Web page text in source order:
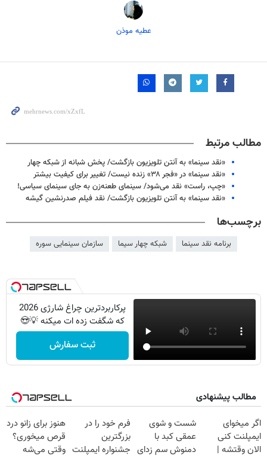
عطیه موذن
مطالب مرتبط
«نقد سینما» به آنتن تلویزیون بازگشت/ پخش شبانه از شبکه چهار
«نقد سینما» در «فجر ۳۸» زنده نیست/ تغییر برای کیفیت بیشتر
«چپ، راست» نقد می‌شود/ سینمای طعنه‌زن به جای سینمای سیاسی!
«نقد سینما» به آنتن تلویزیون بازگشت/ نقد فیلم صدرنشین گیشه
برچسب‌ها
برنامه نقد سینما شبکه چهار سیما سازمان سینمایی سوره
پرکاربردترین چراغ شارژی 2026
که شگفت زده ات میکنه 💡😍
ثبت سفارش
مطالب پیشنهادی
اگر میخوای
ایمپلنت کنی
الان وقتشه |
شست و شوی
عمقی کبد با
دمنوش سم زدای
فرم خود را در
بزرگترین
جشنواره ایمپلنت
هنوز برای زانو درد
قرص میخوری؟
وقتی می‌شه